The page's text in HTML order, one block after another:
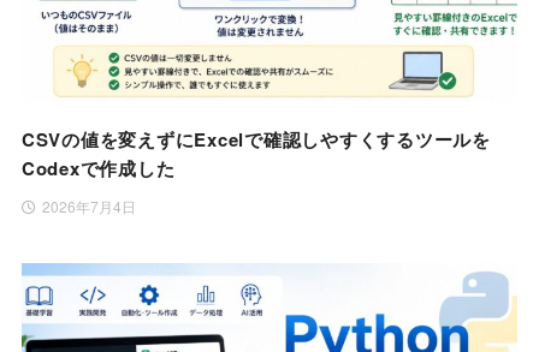
CSVの値を変えずにExcelで確認しやすくするツールを
Codexで作成した
2026年7月4日